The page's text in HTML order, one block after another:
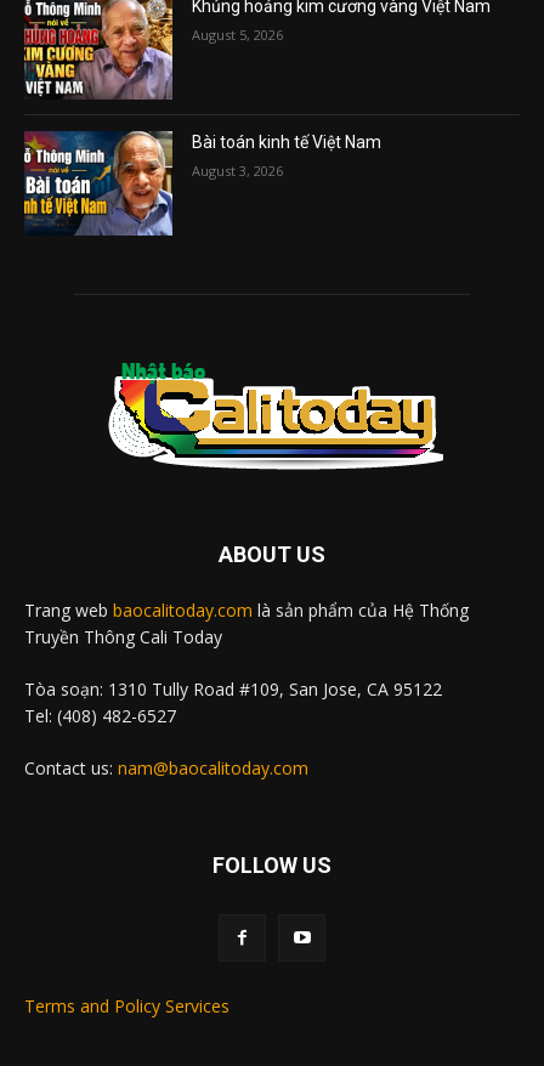
Khủng hoảng kim cương vàng Việt Nam
August 5, 2026
Bài toán kinh tế Việt Nam
August 3, 2026
ABOUT US
Trang web baocalitoday.com là sản phẩm của Hệ Thống
Truyền Thông Cali Today
Tòa soạn: 1310 Tully Road #109, San Jose, CA 95122
Tel: (408) 482-6527
Contact us: nam@baocalitoday.com
FOLLOW US
Terms and Policy Services